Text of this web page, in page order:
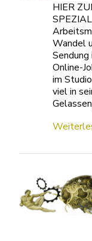
HIER
Wandel
Online-
im
viel in